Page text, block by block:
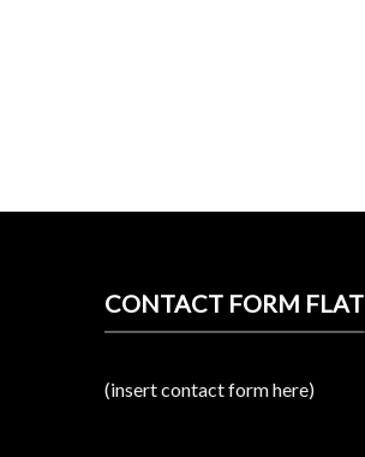
CONTACT FORM FLAT
(insert contact form here)